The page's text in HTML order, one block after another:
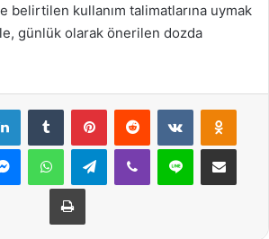
belirtilen kullanım talimatlarına uymak
günlük olarak önerilen dozda
LinkedInTumblr PinterestReddit VKontakte
MessengerWhatsAppTelegramViber Line E-Posta ile
Yazdır